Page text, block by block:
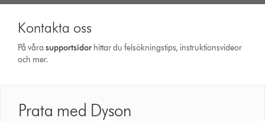
Kontakta oss
På vårasupport­sidor hittar du felsökningstips, instruktionsvideor
och mer.
Prata med Dyson